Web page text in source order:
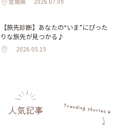
【旅先診断】あなたの“いま”にぴった
りな旅先が見つかる♪
2026.05.15
人気記事